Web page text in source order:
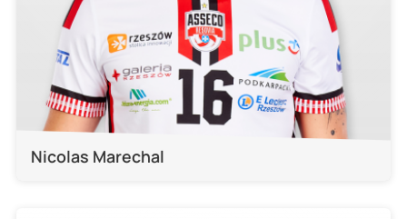
Nicolas Marechal